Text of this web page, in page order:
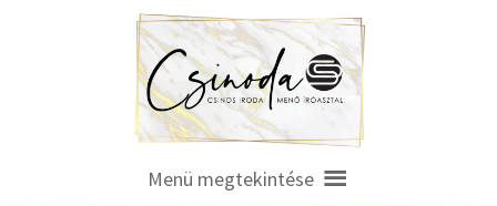
Menü megtekintése